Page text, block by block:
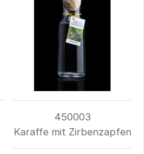
450003
Karaffe mit Zirbenzapfen